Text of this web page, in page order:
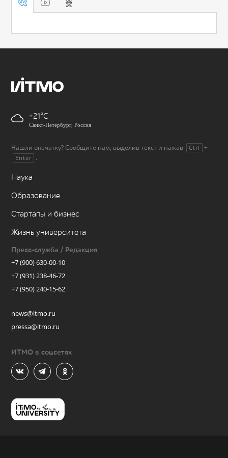
+21
Санкт-Петербург, Россия
Нашли опечатку? Сообщите нам, выделив текст и нажав Ctrl +
Enter .
Наука
Образование
Стартапы и бизнес
Жизнь университета
Пресс-служба / Редакция
+7 (900) 630-00-10
+7 (931) 238-46-72
+7 (950) 240-15-62
news@itmo.ru
pressa@itmo.ru
ИТМО в соцсетях